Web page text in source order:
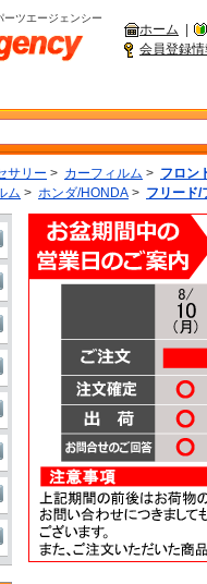
ーツエージェンシー
ホーム
会員登録情
サリー > カーフィルム > フロン
ム > ホンダ/HONDA > フリード/